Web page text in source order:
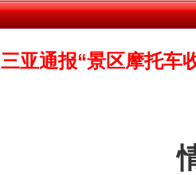
三亚通报“景区摩托车